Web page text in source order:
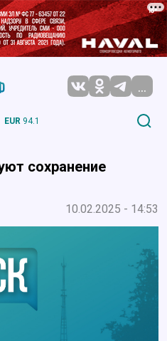
...
EUR 94.1
сохранение
10.02.2025 - 14:53